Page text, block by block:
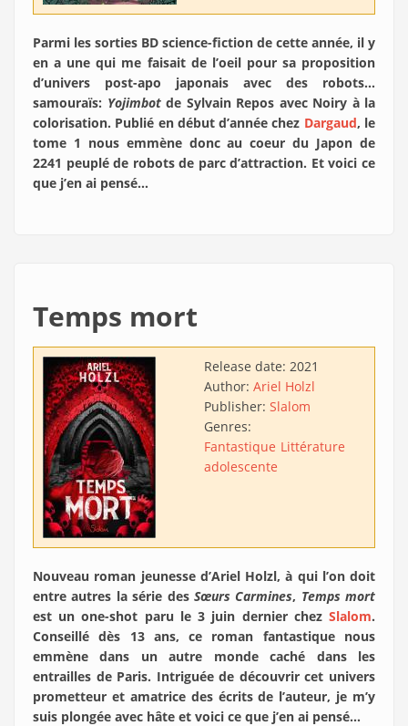
Parmi les sorties BD science-fiction de cette année, il y
en a une qui me faisait de l’oeil pour sa proposition
d’univers post-apo japonais avec des robots…
samouraïs: Yojimbotde Sylvain Repos avec Noiry à la
colorisation. Publié en début d’année chez Dargaud, le
tome 1 nous emmène donc au coeur du Japon de
2241 peuplé de robots de parc d’attraction. Et voici ce
que j’en ai pensé…
Temps mort
Release date: 2021
Author: Ariel Holzl
Publisher: Slalom
Genres:
Fantastique Littérature
adolescente
Nouveau roman jeunesse d’Ariel Holzl, à qui l’on doit
entre autres la série des Sœurs Carmines, Temps mort
est un one-shot paru le 3 juin dernier chez Slalom.
Conseillé dès 13 ans, ce roman fantastique nous
emmène dans un autre monde caché dans les
entrailles de Paris. Intriguée de découvrir cet univers
prometteur et amatrice des écrits de l’auteur, je m’y
suis plongée avec hâte et voici ce que j’en ai pensé…